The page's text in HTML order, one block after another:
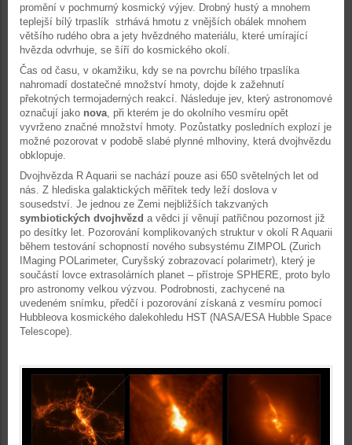
promění v pochmurný kosmický výjev. Drobný hustý a mnohem
teplejší bílý trpaslík strhává hmotu z vnějších obálek mnohem
většího rudého obra a jety hvězdného materiálu, které umírající
hvězda odvrhuje, se šíří do kosmického okolí.
Čas od času, v okamžiku, kdy se na povrchu bílého trpaslíka
nahromadí dostatečné množství hmoty, dojde k zažehnutí
překotných termojaderných reakcí. Následuje jev, který astronomové
označují jako nova, při kterém je do okolního vesmíru opět
vyvrženo značné množství hmoty. Pozůstatky posledních explozí je
možné pozorovat v podobě slabé plynné mlhoviny, která dvojhvězdu
obklopuje.
Dvojhvězda R Aquarii se nachází pouze asi 650 světelných let od
nás. Z hlediska galaktických měřítek tedy leží doslova v
sousedství. Je jednou ze Zemi nejbližších takzvaných
symbiotických dvojhvězd a vědci jí věnují patřičnou pozornost již
po desítky let. Pozorování komplikovaných struktur v okolí R Aquarii
během testování schopností nového subsystému ZIMPOL (Zurich
IMaging POLarimeter, Curyšský zobrazovací polarimetr), který je
součástí lovce extrasolárních planet – přístroje SPHERE, proto bylo
pro astronomy velkou výzvou. Podrobnosti, zachycené na
uvedeném snímku, předčí i pozorování získaná z vesmíru pomocí
Hubbleova kosmického dalekohledu HST (NASA/ESA Hubble Space
Telescope).